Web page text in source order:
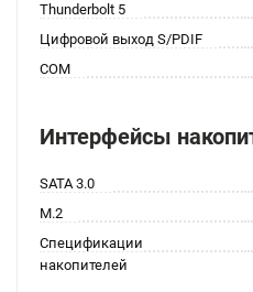
Thunderbolt 5
Цифровой выход S/PDIF
COM
Интерфейсы
SATA 3.0
M.2
Спецификации
накопителей